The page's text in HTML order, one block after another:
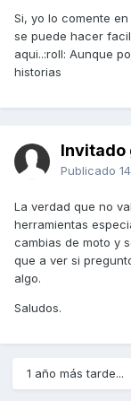
Si, yo lo comente
se puede hacer
aqui..:roll: Aunque
historias
Invitado
Publicado
La verdad que no
herramientas
cambias de moto y
que a ver si
algo.
Saludos.
1 año más tarde...